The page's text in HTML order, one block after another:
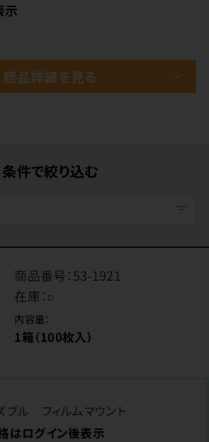
示
商品詳細を見る
条件で絞り込む
商品番号：53-1921
在庫：○
内容量：
1箱（100枚入）
ブル フィルムマウント
はログイン後表示